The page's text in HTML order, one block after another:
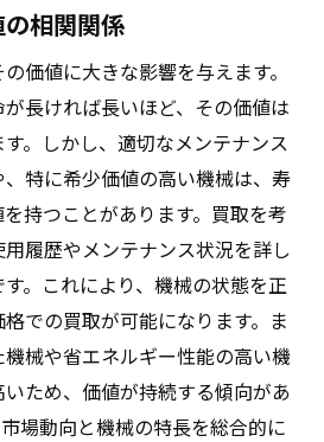
読んだ効果的な対話
時間の使い方
した交渉の進め方
るための最終ステップ
びのための最適なアプローチ
長期的視点での選択
報源の活用法
セスのステップガイド
性能向上の両立を図る
ート体制を確認
の購入を実現する方法
相関関係
価値に大きな影響を与えます。
長ければ長いほど、その価値は
。しかし、適切なメンテナンス
特に希少価値の高い機械は、寿
持つことがあります。買取を考
履歴やメンテナンス状況を詳し
。これにより、機械の状態を正
での買取が可能になります。ま
械や省エネルギー性能の高い機
ため、価値が持続する傾向があ
場動向と機械の特長を総合的に